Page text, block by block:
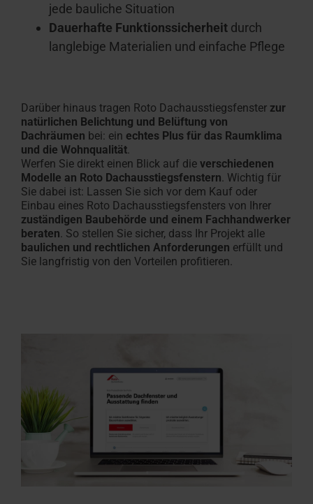
jede bauliche Situation
Dauerhafte Funktionssicherheit durch
langlebige Materialien und einfache Pflege
Darüber hinaus tragen Roto Dachausstiegsfenster zur
natürlichen Belichtung und Belüftung von
Dachräumen bei: ein echtes Plus für das Raumklima
und die Wohnqualität.
Werfen Sie direkt einen Blick auf die verschiedenen
Modelle an Roto Dachausstiegsfenstern. Wichtig für
Sie dabei ist: Lassen Sie sich vor dem Kauf oder
Einbau eines Roto Dachausstiegsfensters von Ihrer
zuständigen Baubehörde und einem Fachhandwerker
beraten. So stellen Sie sicher, dass Ihr Projekt alle
baulichen und rechtlichen Anforderungen erfüllt und
Sie langfristig von den Vorteilen profitieren.